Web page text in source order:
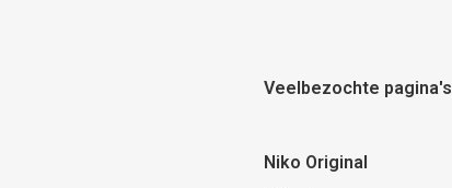
Veelbezochte pagina's
Niko Original